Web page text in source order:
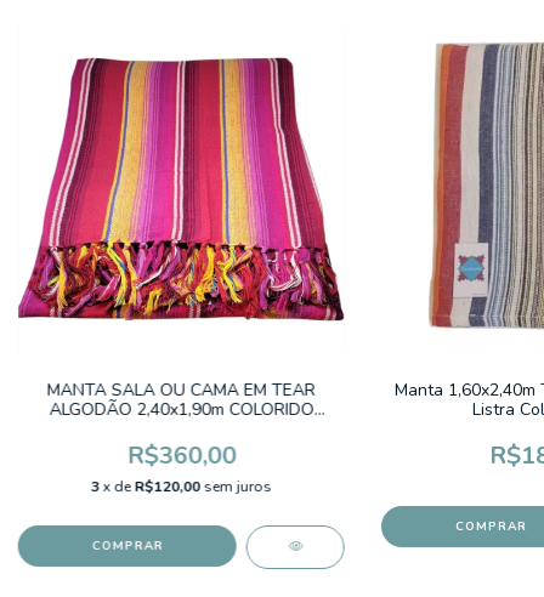
MANTA SALA OU CAMA EM TEAR
ALGODÃO 2,40x1,90m COLORIDO
R$360,00
3x deR$120,00sem juros
Manta
Listra